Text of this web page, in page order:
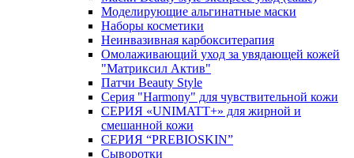
Моделирующие альгинатные маски
Наборы косметики
Неинвазивная карбокситерапия
Омолаживающий уход за увядающей кожей
"Матриксил Актив"
Патчи Beauty Style
Серия "Harmony" для чувствительной кожи
СЕРИЯ «UNIMATT+» для жирной и
смешанной кожи
СЕРИЯ “PREBIOSKIN”
Сыворотки